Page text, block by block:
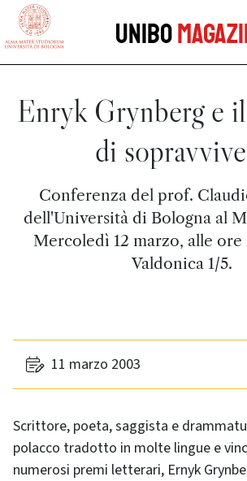
vai al contenuto della pagina
Unibo
Enryk Grynberg e
di
Conferenza del prof.
dell'Università di Bologna al
Mercoledì 12 marzo, alle ore
Valdonica 1/5.
11 marzo 2003
Scrittore, poeta, saggista e
polacco tradotto in molte lingue e
numerosi premi letterari, Ernyk